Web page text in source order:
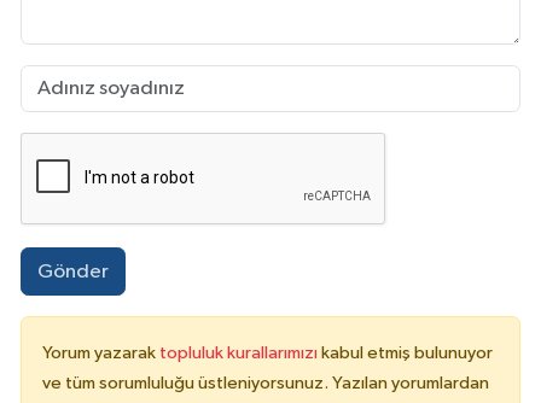
Gönder
Yorum yazarak topluluk kurallarımızı kabul etmiş bulunuyor
ve tüm sorumluluğu üstleniyorsunuz. Yazılan yorumlardan